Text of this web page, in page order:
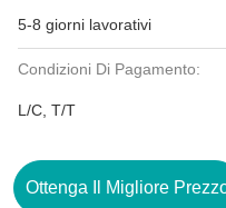
5-8 giorni lavorativi
Condizioni Di Pagamento:
L/C, T/T
Ottenga Il Migliore